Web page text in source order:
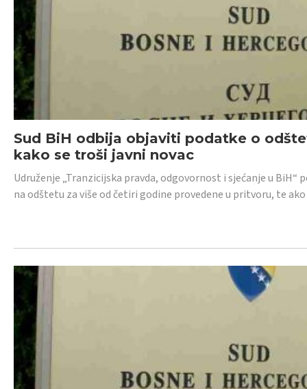
Sud BiH odbija objaviti podatke o
kako se troši javni novac
Udruženje „Tranzicijska pravda, odgovornost i sjećanje u
na odštetu za više od četiri godine provedene u pritvoru, te